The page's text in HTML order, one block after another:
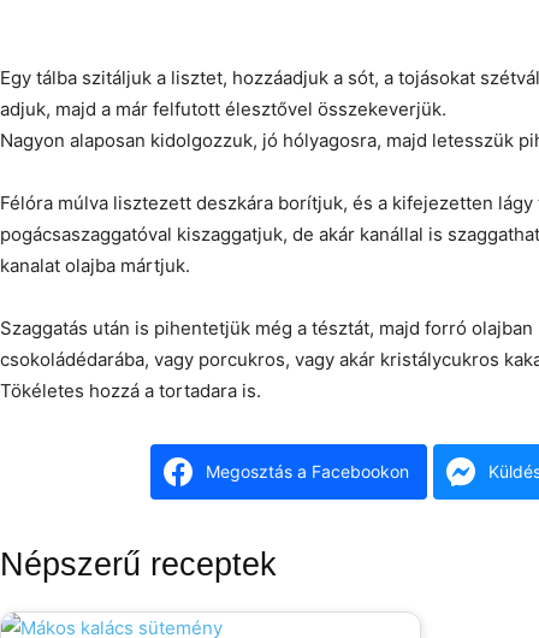
Egy tálba szitáljuk a lisztet, hozzáadjuk a sót, a tojásokat
adjuk, majd a már felfutott élesztővel összekeverjük.
Nagyon alaposan kidolgozzuk, jó hólyagosra, majd letesszük
Félóra múlva lisztezett deszkára borítjuk, és a kifejezetten
pogácsaszaggatóval kiszaggatjuk, de akár kanállal is
kanalat olajba mártjuk.
Szaggatás után is pihentetjük még a tésztát, majd forró
csokoládédarába, vagy porcukros, vagy akár kristálycukros
Tökéletes hozzá a tortadara is.
Megosztás a Facebookon
Népszerű receptek